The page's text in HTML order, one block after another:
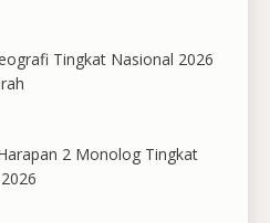
Tingkat Nasional 2026
2 Monolog Tingkat